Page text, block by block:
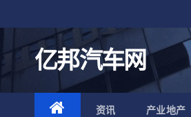
至
内
容
亿邦汽车网
资讯 产业地产